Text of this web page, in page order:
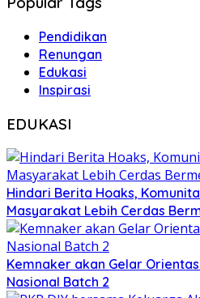
Pendidikan
Renungan
Edukasi
Inspirasi
EDUKASI
Hindari Berita Hoaks,
Masyarakat Lebih Cerdas
Kemnaker akan Gelar
Nasional Batch 2